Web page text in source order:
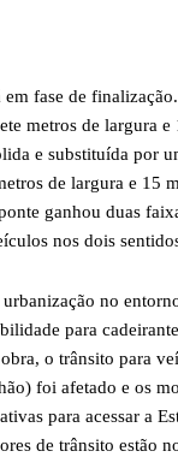
fase de
metros de largura e
e substituída por
de largura e 15
ganhou duas
nos dois
no
para
o trânsito para
foi afetado e os
para acessar a
de trânsito estão